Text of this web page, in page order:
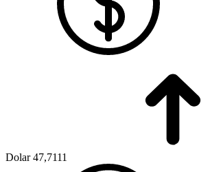
Dolar 47,7111